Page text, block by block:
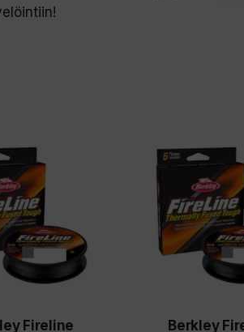
Fireline
Berkley
tuotteella
useampi
muunnelma.